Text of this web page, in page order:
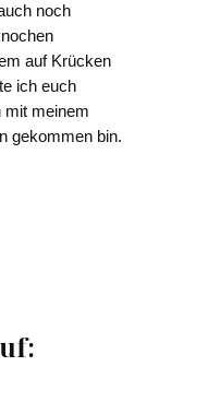
noch
auf Krücken
ich euch
mit meinem
gekommen bin.